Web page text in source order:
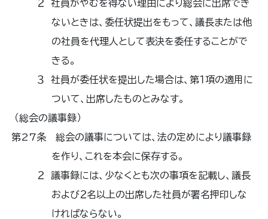
２ 社員がやむを得ない理由により総会に出席でき
ないときは、委任状提出をもって、議長または他
の社員を代理人として表決を委任することがで
きる。
３ 社員が委任状を提出した場合は、第１項の適用に
ついて、出席したものとみなす。
（総会の議事録）
第27条 総会の議事については、法の定めにより議事録
を作り、これを本会に保存する。
２ 議事録には、少なくとも次の事項を記載し、議長
および２名以上の出席した社員が署名押印しな
ければならない。